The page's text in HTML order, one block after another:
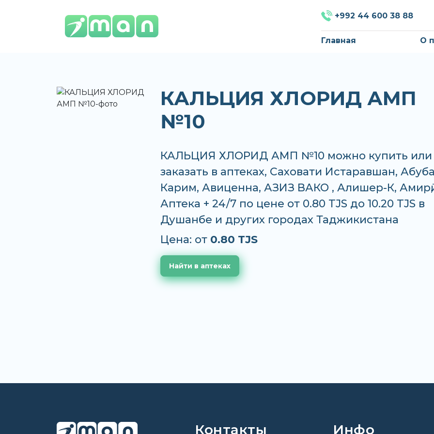
+992 44 600 38 88
Главная О
КАЛЬЦИЯ ХЛОРИД АМП
№10
КАЛЬЦИЯ ХЛОРИД АМП №10 можно купить или
заказать в аптеках, Саховати Истаравшан,
Карим, Авиценна, АЗИЗ ВАКО , Алишер-К, Амирӣ,
Аптека + 24/7 по цене от 0.80 TJS до 10.20 TJS в
Душанбе и других городах Таджикистана
Цена: от 0.80 TJS
Найти в аптеках
Контакты Инфо